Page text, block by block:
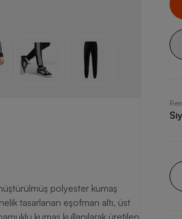
polyester kumaş
tasarlanan eşofman altı, üst
kumaş kullanılarak üretilen